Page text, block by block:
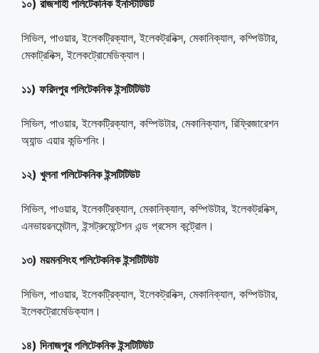
১০) রাজশাহী পলিটেকনিক ইনস্টিটিউট
সিভিল, পাওয়ার, ইলেকট্রিক্যাল, ইলেকট্রনিক্স, মেকানিক্যাল, কম্পিউটার,
মেকাট্রনিক্স, ইলেকট্রোমেডিক্যাল।
১১) ফরিদপুর পলিটেকনিক ইন্সটিটিউট
সিভিল, পাওয়ার, ইলেকট্রিক্যাল, কম্পিউটার, মেকানিক্যাল, রিফ্রিজারেশন
অ্যান্ড এয়ার কন্ডিশনিং।
১২) খুলনা পলিটেকনিক ইন্সটিটিউট
সিভিল, পাওয়ার, ইলেকট্রিক্যাল, মেকানিক্যাল, কম্পিউটার, ইলেকট্রনিক্স,
এনভায়রনমেন্টাল, ইন্সট্রুমেন্টেশন এন্ড প্রসেস কন্ট্রোল।
১৩) ময়মনসিংহ পলিটেকনিক ইন্সটিটিউট
সিভিল, পাওয়ার, ইলেকট্রিক্যাল, ইলেকট্রনিক্স, মেকানিক্যাল, কম্পিউটার,
ইলেকট্রোমেডিক্যাল।
১৪) দিনাজপুর পলিটেকনিক ইন্সটিটিউট